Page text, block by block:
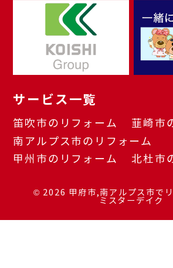
サービス一覧
笛吹市のリフォーム
韮崎市
南アルプス市のリフォーム
甲州市のリフォーム
北杜市
© 2026 甲府市,南アルプス市で
ミスターデイク